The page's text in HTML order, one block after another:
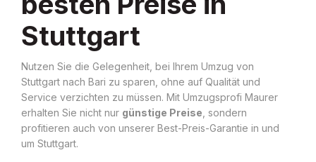
Stuttgart
Nutzen Sie die Gelegenheit, bei Ihrem Umzug von
Stuttgart nach Bari zu sparen, ohne auf Qualität und
Service verzichten zu müssen. Mit Umzugsprofi Maurer
erhalten Sie nicht nur günstige Preise , sondern
profitieren auch von unserer Best-Preis-Garantie in und
um Stuttgart.